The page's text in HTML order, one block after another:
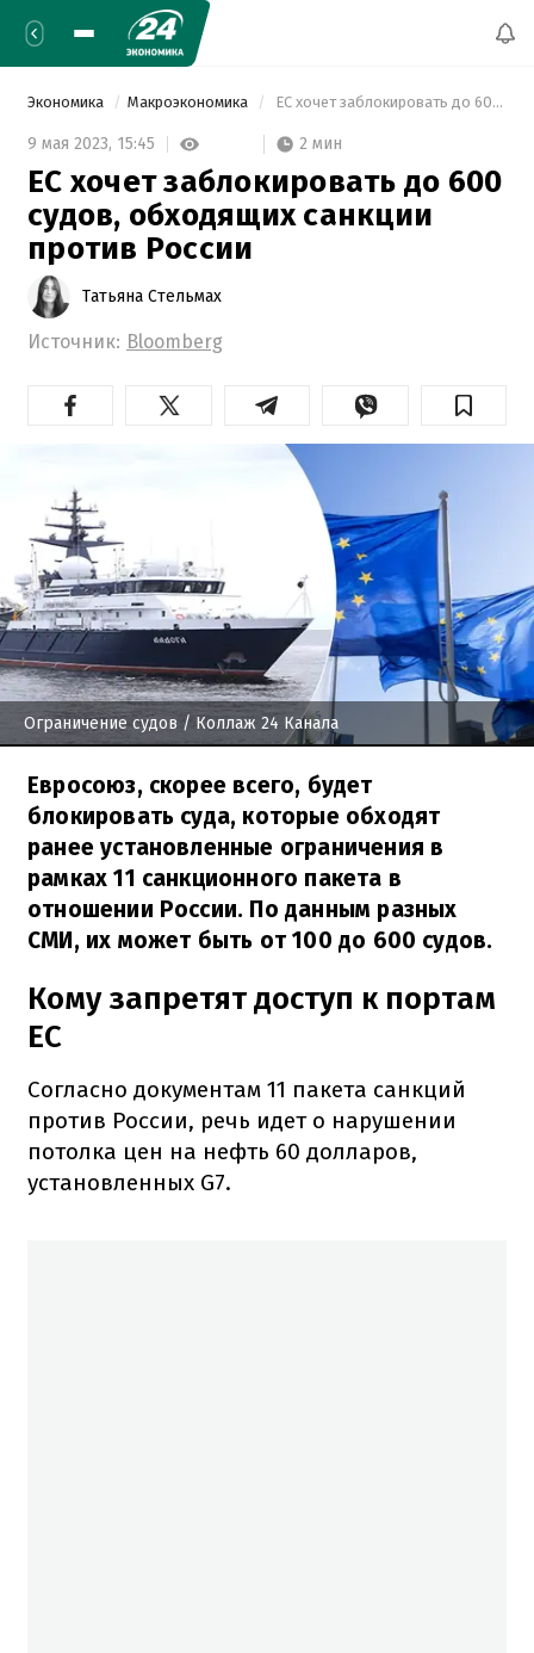
Экономика Макроэкономика ЕС хочет заблокировать до 600 судов, обходящих санкции против России
9 мая 2023, 15:45 2 мин
ЕС хочет заблокировать до 600
судов, обходящих санкции
против России
Татьяна Стельмах
Источник: Bloomberg
Ограничение судов / Коллаж 24 Канала
Евросоюз, скорее всего, будет
блокировать суда, которые обходят
ранее установленные ограничения в
рамках 11 санкционного пакета в
отношении России. По данным разных
СМИ, их может быть от 100 до 600 судов.
Кому запретят доступ к портам
ЕС
Согласно документам 11 пакета санкций
против России, речь идет о нарушении
потолка цен на нефть 60 долларов,
установленных G7.